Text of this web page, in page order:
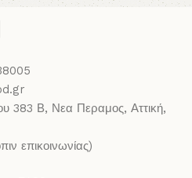
383 Β, Νεα Περαμος, Αττική,
επικοινωνίας)